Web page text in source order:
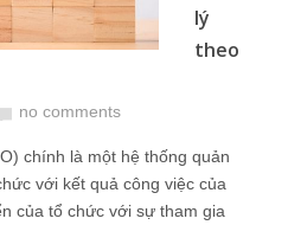
lý
theo
no comments
chính là một hệ thống quản
với kết quả công việc của
của tổ chức với sự tham gia